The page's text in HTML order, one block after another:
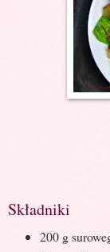
Składniki
200 g